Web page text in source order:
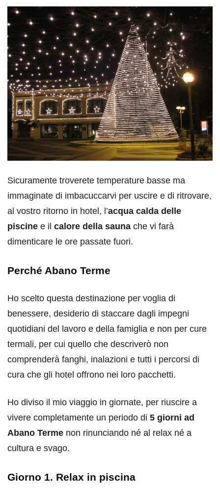
Sicuramente troverete temperature basse ma
immaginate di imbacuccarvi per uscire e di ritrovare,
al vostro ritorno in hotel, l’acqua calda delle
piscine e il calore della sauna che vi farà
dimenticare le ore passate fuori.
Perché Abano Terme
Ho scelto questa destinazione per voglia di
benessere, desiderio di staccare dagli impegni
quotidiani del lavoro e della famiglia e non per cure
termali, per cui quello che descriverò non
comprenderà fanghi, inalazioni e tutti i percorsi di
cura che gli hotel offrono nei loro pacchetti.
Ho diviso il mio viaggio in giornate, per riuscire a
vivere completamente un periodo di 5 giorni ad
Abano Terme non rinunciando né al relax né a
cultura e svago.
Giorno 1. Relax in piscina